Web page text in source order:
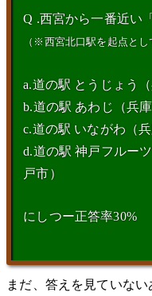
Q .西宮から一番近い
（※西宮北口駅を起点とし
a.道の駅 とうじょう
b.道の駅 あわじ（兵庫
c.道の駅 いながわ（兵
d.道の駅 神戸フルー
戸市）
にしつー正答率30%
まだ、答えを見ていな